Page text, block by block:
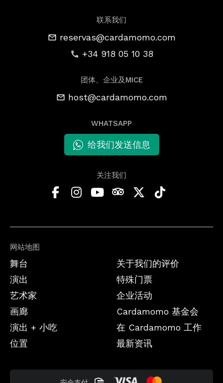
网站地图
舞台
演出
艺术家
画廊
演出 + 小吃
位置
关于我们的评价
特殊门票
企业活动
Cardamomo 基金会
在 Cardamomo 工作
最新资讯
联系我们
reservas@cardamomo.com
+34 918 05 10 38
团体、企业及MICE
host@cardamomo.com
WHATSAPP
给我们发送信息
关注我们